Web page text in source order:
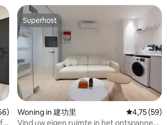
beoordeling van 4,94 op 5, 66 recensies
Superhost
Superhost
Woning in 建功里
4,75 (59)
Vind uw eigen ruimte in het ontspannen